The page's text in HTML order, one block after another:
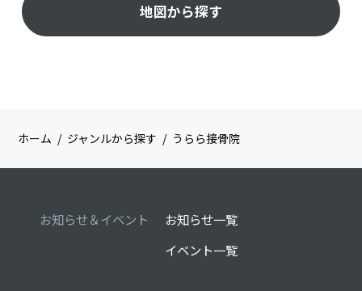
地図から探す
ホーム ジャンルから探す うらら接骨院
お知らせ＆イベント
お知らせ一覧
イベント一覧